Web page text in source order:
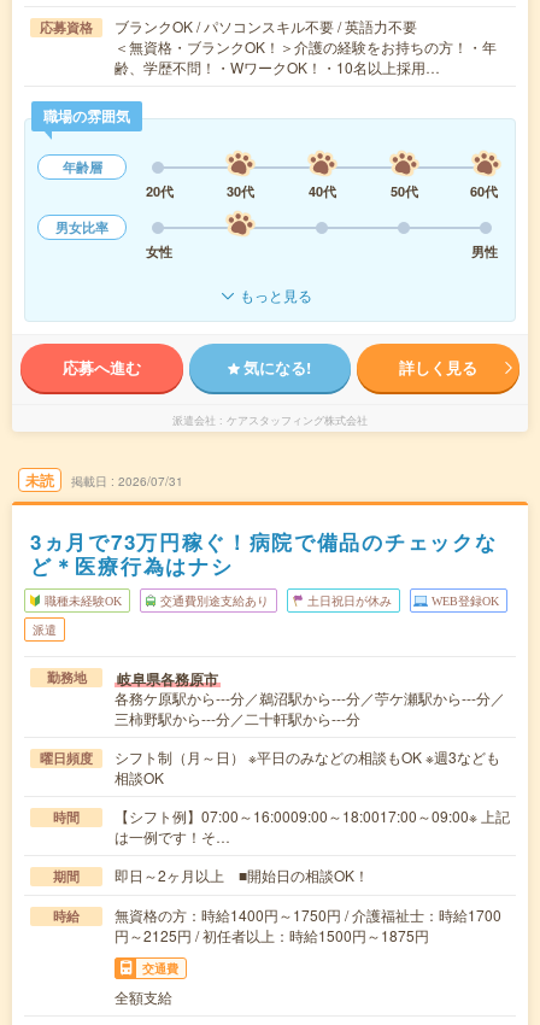
応募資格
ブランクOK / パソコンスキル不要 / 英語力不要
＜無資格・ブランクOK！＞介護の経験をお持ちの方！・年
齢、学歴不問！・WワークOK！・10名以上採用…
職場の雰囲気
年齢層
20代
30代 40代 50代
60代
男女比率
女性
男性
もっと見る
応募へ進む 気になる! 詳しく見る
派遣会社 ケアスタッフィング株式会社
未読 掲載日 2026/07/31
3ヵ月で73万円稼ぐ！病院で備品のチェックな
ど＊医療行為はナシ
職種未経験OK 交通費別途支給あり 土日祝日が休み WEB登録OK
派遣
勤務地 岐阜県各務原市
各務ケ原駅から---分／鵜沼駅から---分／苧ケ瀬駅から---分／
三柿野駅から---分／二十軒駅から---分
曜日頻度
シフト制（月～日） ※平日のみなどの相談もOK ※週3なども
相談OK
時間
【シフト例】07:00～16:0009:00～18:0017:00～09:00※ 上記
は一例です！そ…
期間 即日～2ヶ月以上 ■開始日の相談OK！
時給
無資格の方：時給1400円～1750円 / 介護福祉士：時給1700
円～2125円 / 初任者以上：時給1500円～1875円
交通費
全額支給